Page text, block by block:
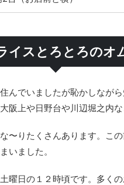
イスとろとろのオ
んでいましたが恥かしなが
阪上や日野台や川辺堀之内
〜りたくさんあります。こ
いました。
曜日の１２時頃です。多く